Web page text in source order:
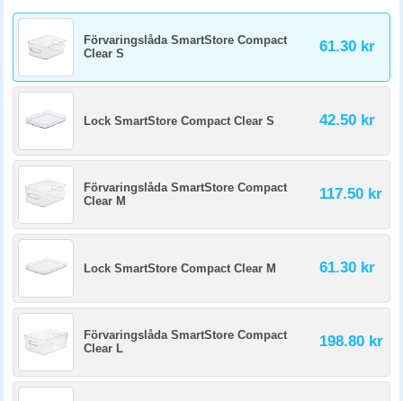
Förvaringslåda SmartStore Compact
Clear S
61.30 kr
Lock SmartStore Compact Clear S 42.50 kr
Förvaringslåda SmartStore Compact
Clear M
117.50 kr
Lock SmartStore Compact Clear M 61.30 kr
Förvaringslåda SmartStore Compact
Clear L
198.80 kr